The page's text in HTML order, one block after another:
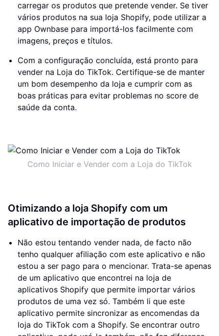
carregar os produtos que pretende vender. Se tiver
vários produtos na sua loja Shopify, pode utilizar a
app Ownbase para importá-los facilmente com
imagens, preços e títulos.
Com a configuração concluída, está pronto para
vender na Loja do TikTok. Certifique-se de manter
um bom desempenho da loja e cumprir com as
boas práticas para evitar problemas no score de
saúde da conta.
Como Iniciar e Vender com a Loja do TikTok
Otimizando a loja Shopify com um
aplicativo de importação de produtos
Não estou tentando vender nada, de facto não
tenho qualquer afiliação com este aplicativo e não
estou a ser pago para o mencionar. Trata-se apenas
de um aplicativo que encontrei na loja de
aplicativos Shopify que permite importar vários
produtos de uma vez só. Também li que este
aplicativo permite sincronizar as encomendas da
loja do TikTok com a Shopify. Se encontrar outro